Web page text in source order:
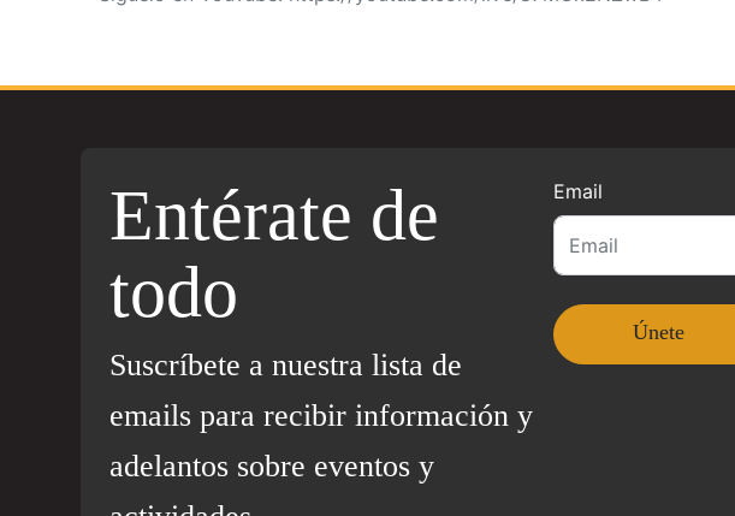
Entérate de
todo
Suscríbete a nuestra lista de
emails para recibir información y
adelantos sobre eventos y
Email